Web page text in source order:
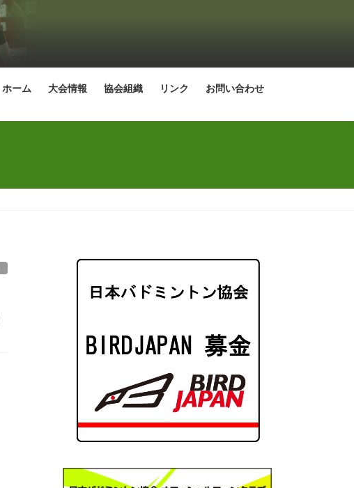
ホーム 大会情報 協会組織 リンク お問い合わせ